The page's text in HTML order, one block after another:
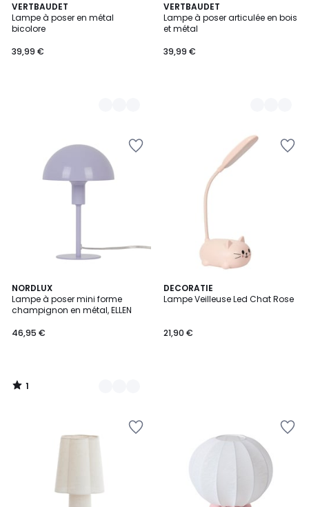
VERTBAUDET
Lampe à poser en métal
bicolore
39,99 €
2
Couleurs
VERTBAUDET
Lampe à poser articulée en bois
et métal
39,99 €
2
Couleurs
NORDLUX
Lampe à poser mini forme
champignon en métal, ELLEN
46,95 €
1
/
5
11
Couleurs
1
/
DECORATIE
Lampe Veilleuse Led Chat Rose
21,90 €